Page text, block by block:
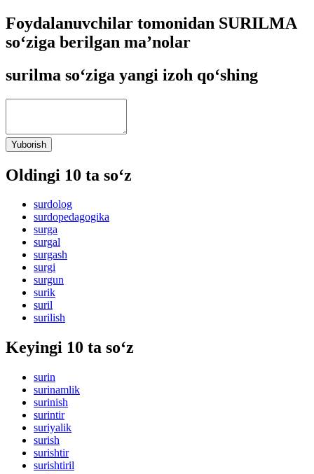
Foydalanuvchilar tomonidan SURILMA
so‘ziga berilgan ma’nolar
surilma so‘ziga yangi izoh qo‘shing
Yuborish
Oldingi 10 ta so‘z
surdolog
surdopedagogika
surga
surgal
surgash
surgi
surgun
surik
suril
surilish
Keyingi 10 ta so‘z
surin
surinamlik
surinish
surintir
suriyalik
surish
surishtir
surishtiril